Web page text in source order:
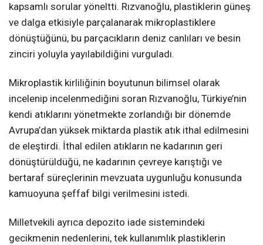
kapsamlı sorular yöneltti. Rızvanoğlu, plastiklerin güneş
ve dalga etkisiyle parçalanarak mikroplastiklere
dönüştüğünü, bu parçacıkların deniz canlıları ve besin
zinciri yoluyla yayılabildiğini vurguladı.
Mikroplastik kirliliğinin boyutunun bilimsel olarak
incelenip incelenmediğini soran Rızvanoğlu, Türkiye’nin
kendi atıklarını yönetmekte zorlandığı bir dönemde
Avrupa’dan yüksek miktarda plastik atık ithal edilmesini
de eleştirdi. İthal edilen atıkların ne kadarının geri
dönüştürüldüğü, ne kadarının çevreye karıştığı ve
bertaraf süreçlerinin mevzuata uygunluğu konusunda
kamuoyuna şeffaf bilgi verilmesini istedi.
Milletvekili ayrıca depozito iade sistemindeki
gecikmenin nedenlerini, tek kullanımlık plastiklerin